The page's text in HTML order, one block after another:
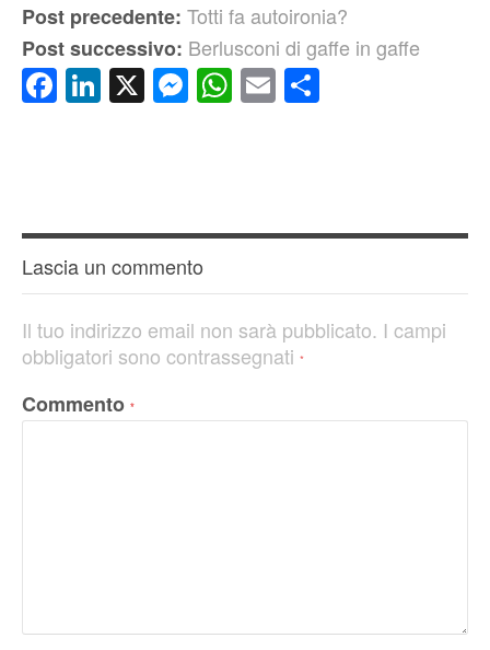
Post precedente: Totti fa autoironia?
Post successivo: Berlusconi di gaffe in gaffe
Facebook
LinkedIn
X Messenger
WhatsApp
Email
Lascia un commento
Il tuo indirizzo email non sarà pubblicato. I campi
obbligatori sono contrassegnati *
Commento *